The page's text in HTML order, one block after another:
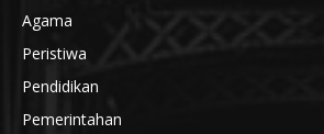
Agama
Peristiwa
Pendidikan
Pemerintahan